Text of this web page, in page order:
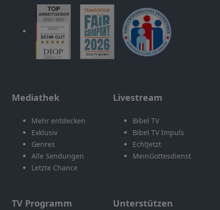
Mediathek
Mehr entdecken
Exklusiv
Genres
Alle Sendungen
Letzte Chance
Livestream
Bibel TV
Bibel TV Impuls
EchtJetzt
MeinGottesdienst
TV Programm Unterstützen